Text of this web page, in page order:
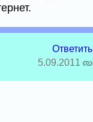
Ответить
5.09.2011